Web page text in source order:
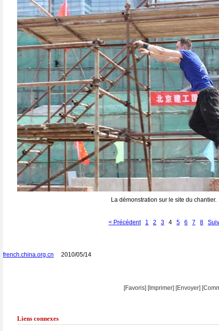
La démonstration sur le site du chantier.
< Précédent 1 2 3 4 5 6 7 8
french.china.org.cn 2010/05/14
[Favoris] [Imprimer] [Envoyer]
Liens connexes